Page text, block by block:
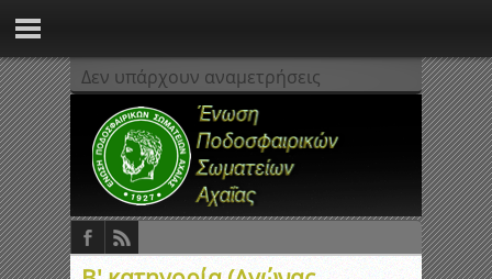
Δεν υπάρχουν αναμετρήσεις